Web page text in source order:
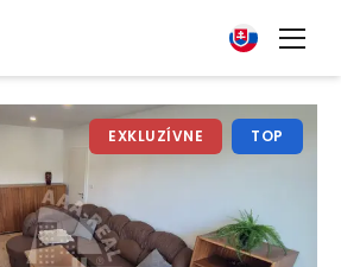
EXKLUZÍVNE TOP